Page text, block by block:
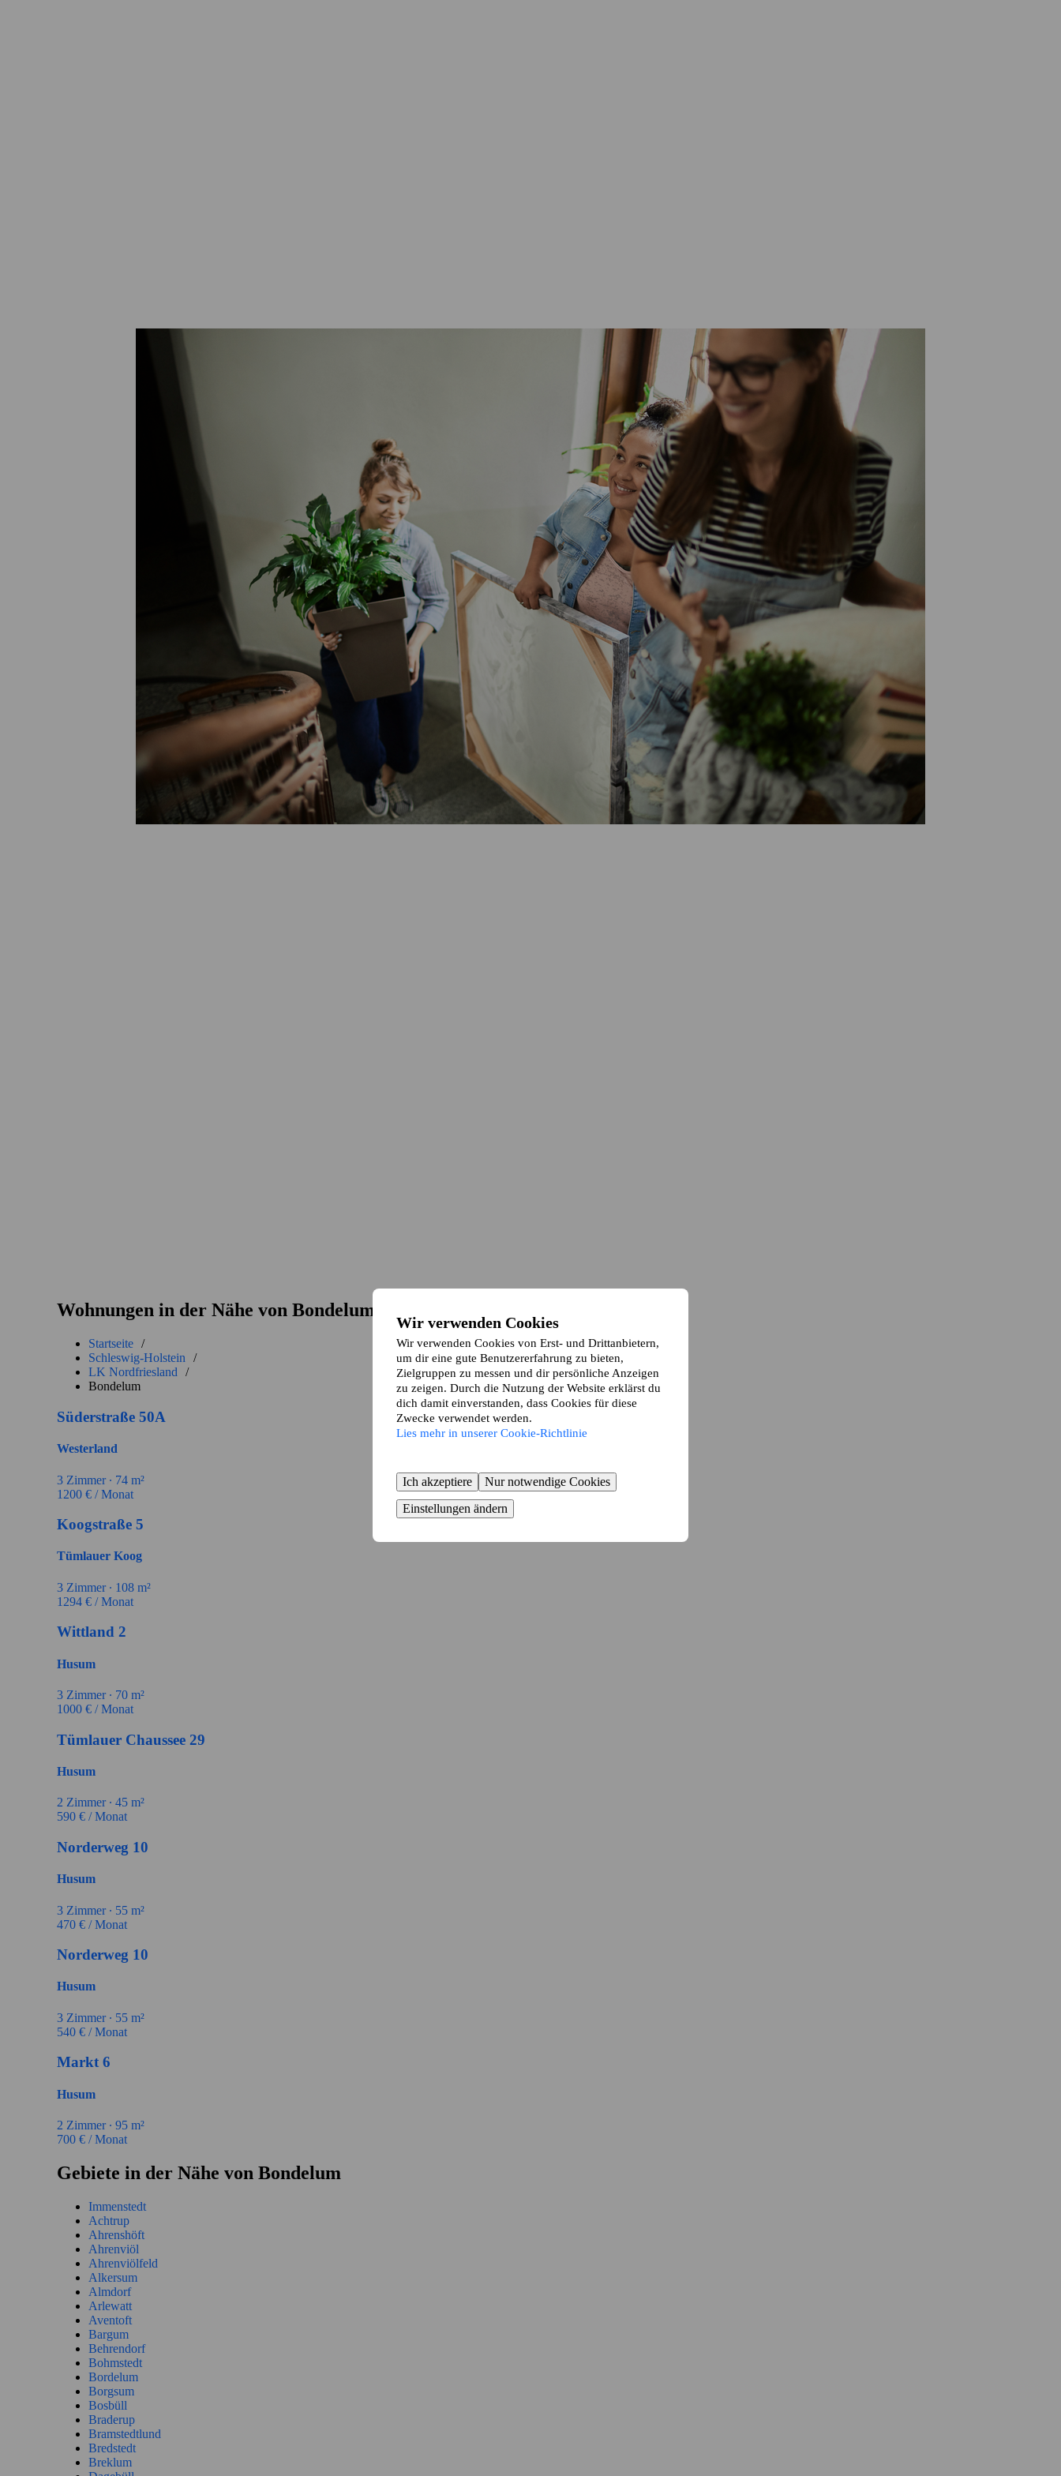
Wir verwenden Cookies
Wir verwenden Cookies von Erst- und Drittanbietern,
um dir eine gute Benutzererfahrung zu bieten,
Zielgruppen zu messen und dir persönliche Anzeigen
zu zeigen. Durch die Nutzung der Website erklärst du
dich damit einverstanden, dass Cookies für diese
Zwecke verwendet werden.
Lies mehr in unserer Cookie-Richtlinie
Ich akzeptiere
Nur notwendige Cookies
Einstellungen ändern
Wohnungen in der Nähe von Bondelum
Startseite /
Schleswig-Holstein
/
LK Nordfriesland
/
Bondelum
Süderstraße 50A
Westerland
3 Zimmer ∙ 74 m²
1200 € / Monat
Koogstraße 5
Tümlauer Koog
3 Zimmer ∙ 108 m²
1294 € / Monat
Wittland 2
Husum
3 Zimmer ∙ 70 m²
1000 € / Monat
Tümlauer Chaussee 29
Husum
2 Zimmer ∙ 45 m²
590 € / Monat
Norderweg 10
Husum
3 Zimmer ∙ 55 m²
470 € / Monat
Norderweg 10
Husum
3 Zimmer ∙ 55 m²
540 € / Monat
Markt 6
Husum
2 Zimmer ∙ 95 m²
700 € / Monat
Gebiete in der Nähe von Bondelum
Immenstedt
Achtrup
Ahrenshöft
Ahrenviöl
Ahrenviölfeld
Alkersum
Almdorf
Arlewatt
Aventoft
Bargum
Behrendorf
Bohmstedt
Bordelum
Borgsum
Bosbüll
Braderup
Bramstedtlund
Bredstedt
Breklum